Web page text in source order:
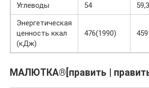
Углеводы
54 59,3
Энергетическая
ценность ккал
(кДж)
476(1990)
МАЛЮТКА®[править |